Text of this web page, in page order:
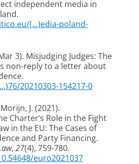
independent media in
.
(...)edia-poland-
3). Misjudging Judges: The
non-reply to a letter about
.
20210303-154217-0
J. (2021).
Charter’s Role in the Fight
in the EU: The Cases of
and Party Financing.
, 27(4), 759-780.
euro2021037